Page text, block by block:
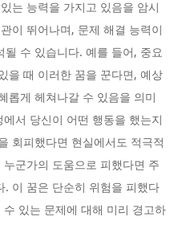
는 능력을 가지고 있음을 암시
이 뛰어나며, 문제 해결 능력이
될 수 있습니다. 예를 들어, 중요
을 때 이러한 꿈을 꾼다면, 예상
롭게 헤쳐나갈 수 있음을 의미
서 당신이 어떤 행동을 했는지
회피했다면 현실에서도 적극적
군가의 도움으로 피했다면 주
. 이 꿈은 단순히 위험을 피했다
있는 문제에 대해 미리 경고하